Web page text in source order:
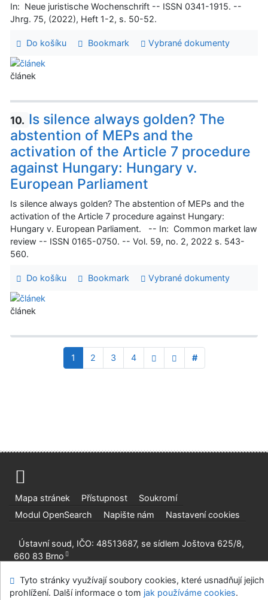
In: Neue juristische Wochenschrift -- ISSN 0341-1915. --
Jhrg. 75, (2022), Heft 1-2, s. 50-52.
Do košíku Bookmark Vybrané dokumenty
článek
10. Is silence always golden? The
abstention of MEPs and the
activation of the Article 7 procedure
against Hungary: Hungary v.
European Parliament
Is silence always golden? The abstention of MEPs and the
activation of the Article 7 procedure against Hungary:
Hungary v. European Parliament. -- In: Common market law
review -- ISSN 0165-0750. -- Vol. 59, no. 2, 2022 s. 543-
560.
Do košíku Bookmark Vybrané dokumenty
článek
1 2 3 4 #
Mapa stránek Přístupnost
Soukromí
Modul OpenSearch
Napište nám Nastavení cookies
Ústavní soud, IČO: 48513687, se sídlem Joštova 625/8,
660 83 Brno
Tyto stránky využívají soubory cookies, které usnadňují jejich
prohlížení. Další informace o tom jak používáme cookies.